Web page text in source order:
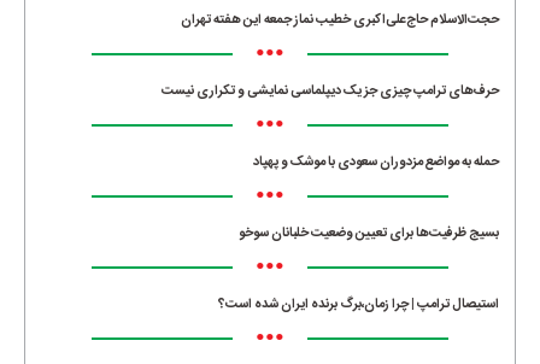
حجت‌الاسلام حاج‌علی‌اکبری خطیب نماز جمعه این هفته تهران
•••
حرف‌های ترامپ چیزی جز یک دیپلماسی نمایشی و تکراری نیست
•••
حمله به مواضع مزدوران سعودی با موشک و پهپاد
•••
بسیج ظرفیت‌ها برای تعیین وضعیت خلبانان سوخو
•••
استیصال ترامپ | چرا زمان،برگ برنده ایران شده است؟
•••